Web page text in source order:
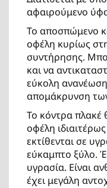
αφαιρούμενο
To αποσπώμενο
οφέλη κυρίως
συντήρησης.
και να
εύκολη
απομάκρυνση
Το κόντρα πλακέ
οφέλη
εκτίθενται σε
εύκαμπτο ξύλο.
υγρασία. Είναι
έχει μεγάλη